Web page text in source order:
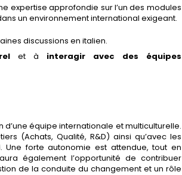
expertise approfondie sur l’un des modules
un environnement international exigeant.
discussions en italien.
et à interagir avec des équipes
équipe internationale et multiculturelle.
(Achats, Qualité, R&D) ainsi qu’avec les
Une forte autonomie est attendue, tout en
également l’opportunité de contribuer
de la conduite du changement et un rôle